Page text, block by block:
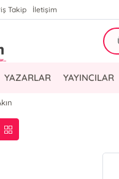
Takip İletişim
YAZARLAR YAYINCILAR